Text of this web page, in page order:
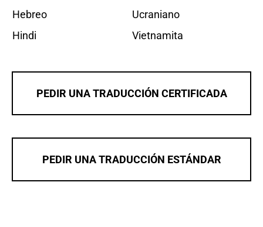
Hebreo
Hindi
Ucraniano
Vietnamita
PEDIR UNA TRADUCCIÓN CERTIFICADA
PEDIR UNA TRADUCCIÓN ESTÁNDAR